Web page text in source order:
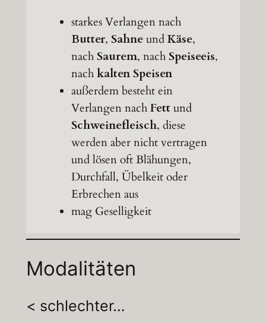
starkes Verlangen nach
Butter, SahneundKäse,
nachSaurem, nachSpeiseeis,
nachkalten Speisen
außerdem besteht ein
Verlangen nachFettund
Schweinefleisch, diese
werden aber nicht vertragen
und lösen oft Blähungen,
Durchfall, Übelkeit oder
Erbrechen aus
mag Geselligkeit
Modalitäten
< schlechter…